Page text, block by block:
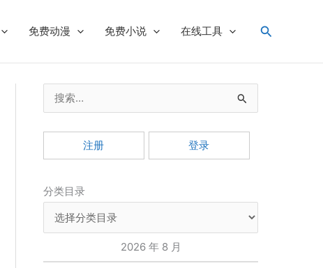
免费动漫 免费小说 在线工具
搜
索
：
注册 登录
分类目录
2026 年 8 月